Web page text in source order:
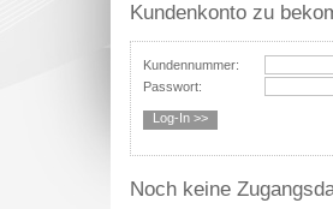
Kundenkonto zu
Kundennummer:
Passwort:
Noch keine